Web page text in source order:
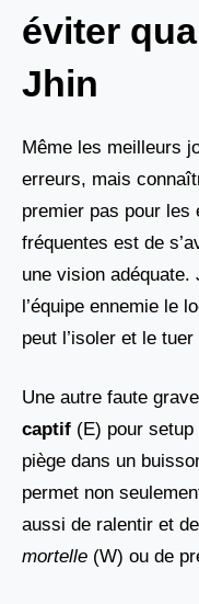
éviter
Jhin
Même les meilleurs
erreurs, mais
premier pas pour les
fréquentes est de
une vision
l’équipe ennemie le
peut l’isoler et le
Une autre faute
captif (E) pour
piège dans un
permet non
aussi de ralentir et
mortelle (W) ou de